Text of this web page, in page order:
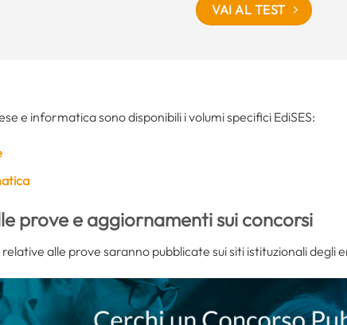
VAI AL TEST
e informatica sono disponibili i volumi specifici EdiSES:
prove e aggiornamenti sui concorsi
alle prove saranno pubblicate sui siti istituzionali degli